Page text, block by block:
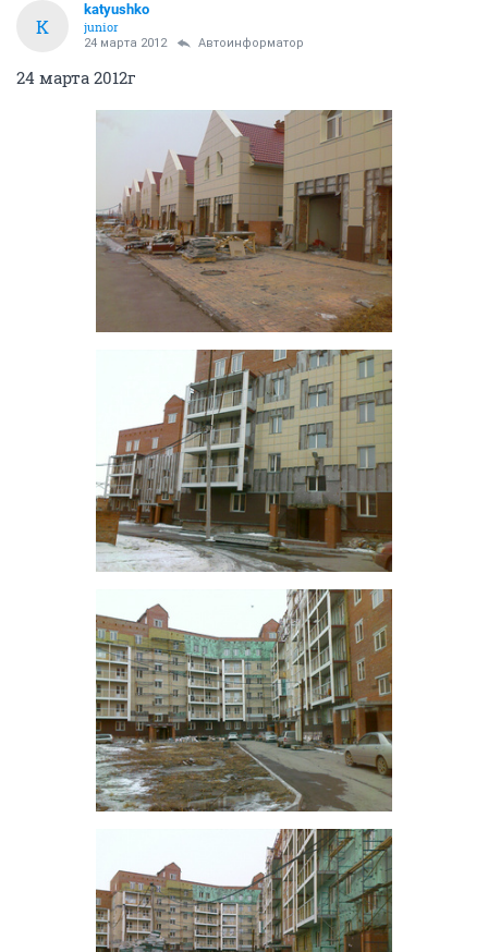
K
katyushko
junior
24 марта 2012 Автоинформатор
24 марта 2012г